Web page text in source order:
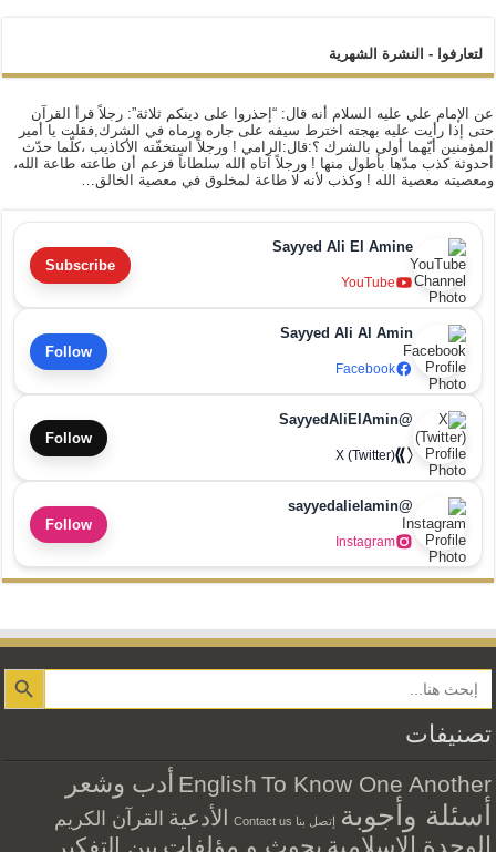
لتعارفوا - النشرة الشهرية
عن الإمام علي عليه السلام أنه قال: “إحذروا على دينكم ثلاثة”: رجلاً قرأ القرآن
حتى إذا رأيت عليه بهجته اخترط سيفه على جاره ورماه في الشرك,فقلت يا أمير
المؤمنين أيّهما أولى بالشرك ؟:قال:الرامي ! ورجلاً استخفّته الأكاذيب ،كلّما حدّث
أحدوثة كذب مدّها بأطول منها ! ورجلاً آتاه الله سلطاناً فزعم أن طاعته طاعة الله،
ومعصيته معصية الله ! وكذب لأنه لا طاعة لمخلوق في معصية الخالق…
Sayyed Ali El Amine
YouTube
Subscribe
Sayyed Ali Al Amin
Facebook
Follow
@SayyedAliElAmin
X (Twitter)
Follow
@sayyedalielamin
Instagram
Follow
Search Button
تصنيفات
English To Know One Another أدب وشعر
أسئلة وأجوبة إتصل بنا Contact us الأدعية القرآن الكريم
الوحدة الاسلامية بحوث و مؤلفات بين التفكير